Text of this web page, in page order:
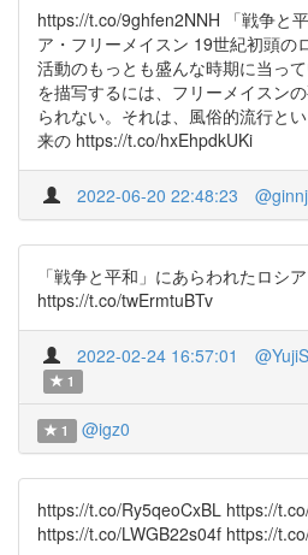
https://t.co/9ghfen2NNH 「戦争と
ア・フリーメイスン 19世紀初頭の
活動のもっとも盛んな時期に当っ
を描写するには、フリーメイスン
られない。それは、風俗的流行と
来の https://t.co/hxEhpdkUKi
2022-06-20 22:48:23
「戦争と平和」にあらわれたロシ
https://t.co/twErmtuBTv
2022-02-24 16:57:01
1
1 @igz0
https://t.co/Ry5qeoCxBL https://
https://t.co/LWGB22s04f https://